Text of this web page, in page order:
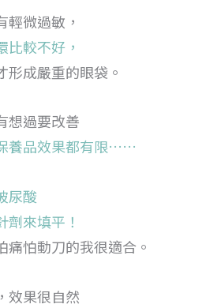
輕微過敏，
比較不好，
形成嚴重的眼袋。
想過要改善
養品效果都有限……
尿酸
劑來填平！
痛怕動刀的我很適合。
效果很自然